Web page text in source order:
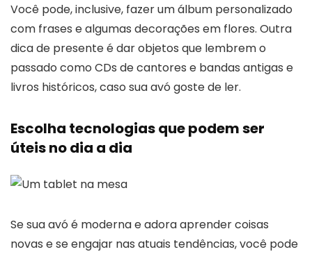
Você pode, inclusive, fazer um álbum personalizado
com frases e algumas decorações em flores. Outra
dica de presente é dar objetos que lembrem o
passado como CDs de cantores e bandas antigas e
livros históricos, caso sua avó goste de ler.
Escolha tecnologias que podem ser
úteis no dia a dia
Se sua avó é moderna e adora aprender coisas
novas e se engajar nas atuais tendências, você pode